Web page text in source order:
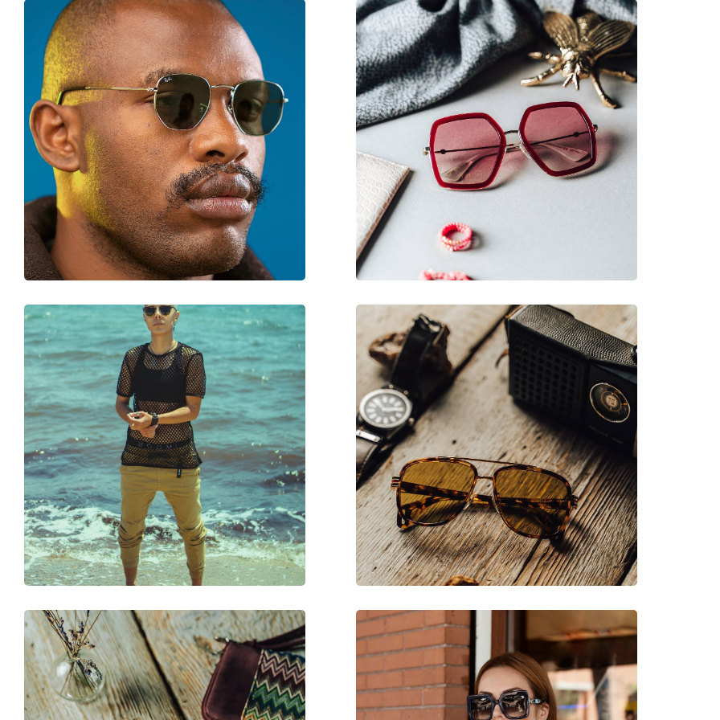
Accessoires
Étui:
Non
Tissu de nettoyage:
Non
Autres
Sexe:
Unisex
Catégorie:
Lunettes de soleil
Marque:
Hawkers
Utilisation:
Mode
Code:
One LS - Blue to peach HOLS20KIT0